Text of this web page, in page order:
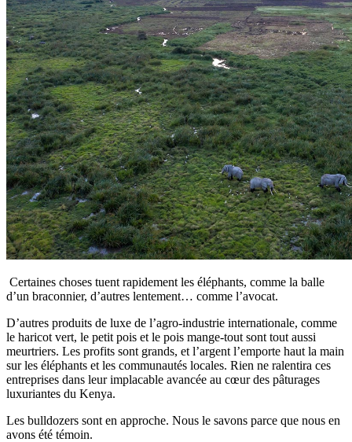
Certaines choses tuent rapidement les éléphants, comme la balle
d’un braconnier, d’autres lentement… comme l’avocat.
D’autres produits de luxe de l’agro-industrie internationale, comme
le haricot vert, le petit pois et le pois mange-tout sont tout aussi
meurtriers. Les profits sont grands, et l’argent l’emporte haut la main
sur les éléphants et les communautés locales. Rien ne ralentira ces
entreprises dans leur implacable avancée au cœur des pâturages
luxuriantes du Kenya.
Les bulldozers sont en approche. Nous le savons parce que nous en
avons été témoin.